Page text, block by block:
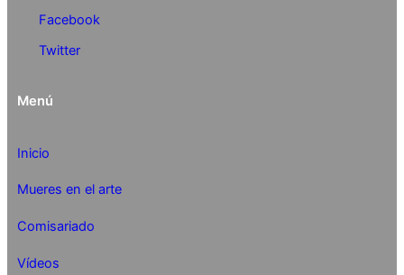
Facebook
Twitter
Menú
Inicio
Mueres en el arte
Comisariado
Vídeos